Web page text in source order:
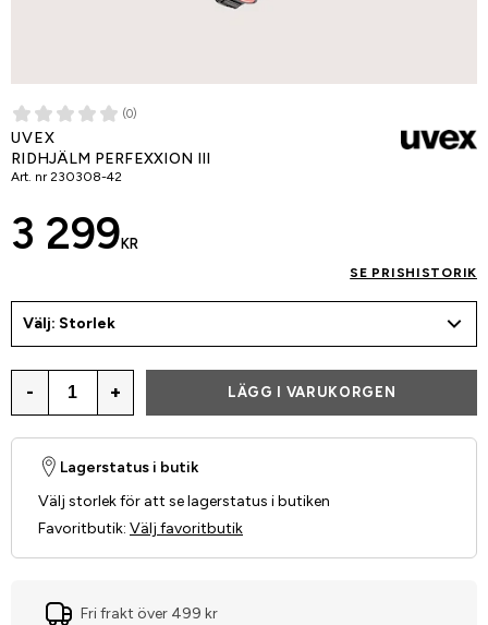
(0)
UVEX
RIDHJÄLM PERFEXXION III
Art. nr 230308-42
3 299 KR
SE PRISHISTORIK
Välj: Storlek
- + LÄGG I VARUKORGEN
Lagerstatus i butik
Välj storlek för att se lagerstatus i butiken
Favoritbutik: Välj favoritbutik
Fri frakt över 499 kr